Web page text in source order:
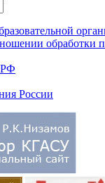
обработки
РФ
России